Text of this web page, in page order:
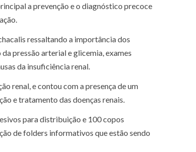
a prevenção e o diagnóstico precoce
ressaltando a importância dos
pressão arterial e glicemia, exames
da insuficiência renal.
renal, e contou com a presença de um
e tratamento das doenças renais.
para distribuição e 100 copos
de folders informativos que estão sendo